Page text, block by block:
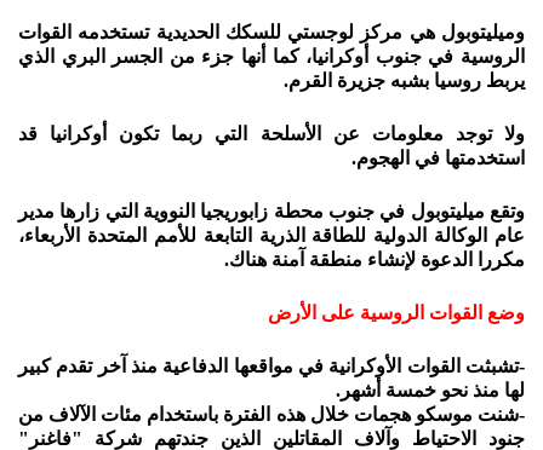
وميليتوبول هي مركز لوجستي للسكك الحديدية تستخدمه القوات
الروسية في جنوب أوكرانيا، كما أنها جزء من الجسر البري الذي
يربط روسيا بشبه جزيرة القرم.
ولا توجد معلومات عن الأسلحة التي ربما تكون أوكرانيا قد
استخدمتها في الهجوم.
وتقع ميليتوبول في جنوب محطة زابوريجيا النووية التي زارها مدير
عام الوكالة الدولية للطاقة الذرية التابعة للأمم المتحدة الأربعاء،
مكررا الدعوة لإنشاء منطقة آمنة هناك.
وضع القوات الروسية على الأرض
-تشبثت القوات الأوكرانية في مواقعها الدفاعية منذ آخر تقدم كبير
لها منذ نحو خمسة أشهر.
-شنت موسكو هجمات خلال هذه الفترة باستخدام مئات الآلاف من
جنود الاحتياط وآلاف المقاتلين الذين جندتهم شركة "فاغنر"